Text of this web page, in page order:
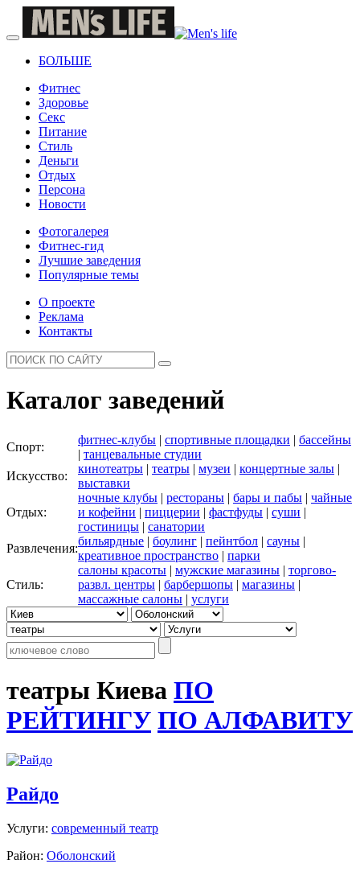
БОЛЬШЕ
Фитнес
Здоровье
Секс
Питание
Стиль
Деньги
Отдых
Персона
Новости
Фотогалерея
Фитнес-гид
Лучшие заведения
Популярные темы
О проекте
Реклама
Контакты
Каталог заведений
Спорт:
фитнес-клубы | спортивные площадки | бассейны
| танцевальные студии
Искусство:
кинотеатры | театры | музеи | концертные залы |
выставки
Отдых:
ночные клубы | рестораны | бары и пабы | чайные
и кофейни | пиццерии | фастфуды | суши |
гостиницы | санатории
Развлечения:
бильярдные | боулинг | пейнтбол | сауны |
креативное пространство | парки
Стиль:
салоны красоты | мужские магазины | торгово-
развл. центры | барбершопы | магазины |
массажные салоны | услуги
театры Киева ПО
РЕЙТИНГУ ПО АЛФАВИТУ
Райдо
Услуги: современный театр
Район: Оболонский